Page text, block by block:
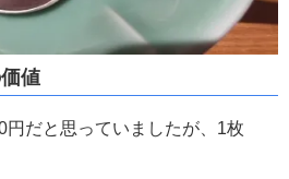
値
円だと思っていましたが、1枚